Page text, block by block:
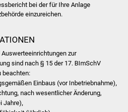
Stadtfest
Ostermarkt
Einrichtungen
Hallenbad
bei der für Ihre Anlage
einzureichen.
zur
sind nach § 15 der 17. BImSchV
beachten:
Einbaus (vor Inbetriebnahme),
nach wesentlicher Änderung,
Jahre),